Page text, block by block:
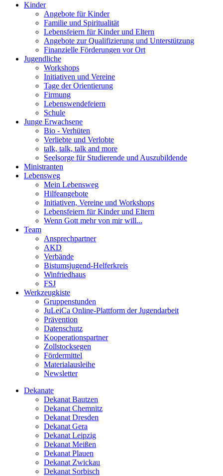
Kinder
Angebote für Kinder
Familie und Spiritualität
Lebensfeiern für Kinder und Eltern
Angebote zur Qualifizierung und Unterstützung
Finanzielle Förderungen vor Ort
Jugendliche
Workshops
Initiativen und Vereine
Tage der Orientierung
Firmung
Lebenswendefeiern
Schule
Junge Erwachsene
Bio - Verhüten
Verliebte und Verlobte
talk, talk, talk and more
Seelsorge für Studierende und Auszubildende
Ministranten
Lebensweg
Mein Lebensweg
Hilfeangebote
Initiativen, Vereine und Workshops
Lebensfeiern für Kinder und Eltern
Wenn Gott mehr von mir will...
Team
Ansprechpartner
AKD
Verbände
Bistumsjugend-Helferkreis
Winfriedhaus
FSJ
Werkzeugkiste
Gruppenstunden
JuLeiCa Online-Plattform der Jugendarbeit
Prävention
Datenschutz
Kooperationspartner
Zollstocksegen
Fördermittel
Materialausleihe
Newsletter
Dekanate
Dekanat Bautzen
Dekanat Chemnitz
Dekanat Dresden
Dekanat Gera
Dekanat Leipzig
Dekanat Meißen
Dekanat Plauen
Dekanat Zwickau
Dekanat Sorbisch